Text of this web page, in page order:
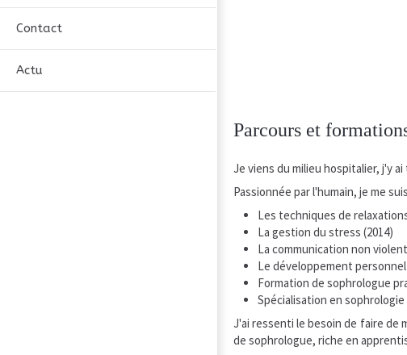
Contact
Actu
Parcours et
Je viens du milieu hospitalier, j'y
Passionnée par l'humain, je me
Les techniques de
La gestion du stress (2014)
La communication non
Le développement personnel
Formation de sophrologue
Spécialisation en
J'ai ressenti le besoin de faire de
de sophrologue, riche en